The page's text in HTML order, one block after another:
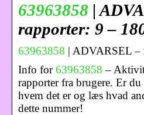
63963858 |
rapporter: 9 –
63963858 | ADVARSEL –
Info for63963858 –
rapporter fra brugere. Er
hvem det er og læs hvad
dette nummer!